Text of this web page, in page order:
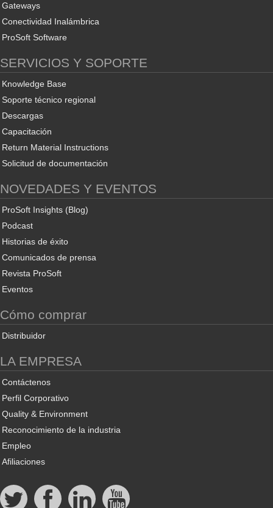
Gateways
Conectividad Inalámbrica
ProSoft Software
SERVICIOS Y SOPORTE
Knowledge Base
Soporte técnico regional
Descargas
Capacitación
Return Material Instructions
Solicitud de documentación
NOVEDADES Y EVENTOS
ProSoft Insights (Blog)
Podcast
Historias de éxito
Comunicados de prensa
Revista ProSoft
Eventos
Cómo comprar
Distribuidor
LA EMPRESA
Contáctenos
Perfil Corporativo
Quality & Environment
Reconocimiento de la industria
Empleo
Afiliaciones